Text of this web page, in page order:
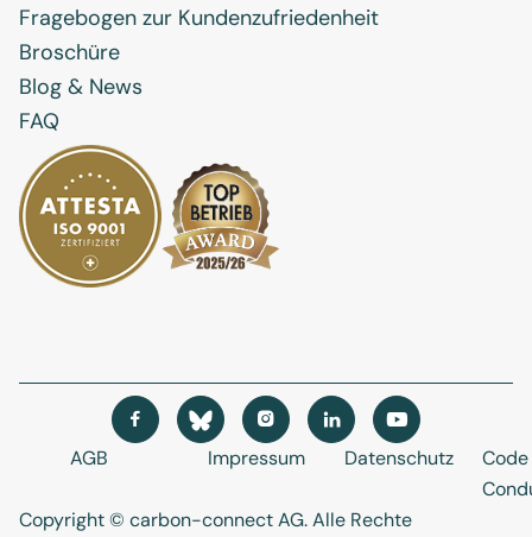
Fragebogen zur Kundenzufriedenheit
Broschüre
Blog & News
FAQ
Copyright © carbon-connect AG. Alle Rechte
AGB Impressum Datenschutz
   